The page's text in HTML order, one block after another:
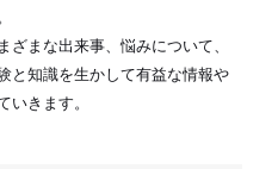
まな出来事、悩みについて、
と知識を生かして有益な情報や
いきます。